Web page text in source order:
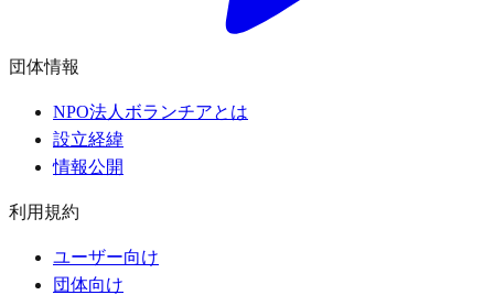
団体情報
NPO法人ボランチアとは
設立経緯
情報公開
利用規約
ユーザー向け
団体向け